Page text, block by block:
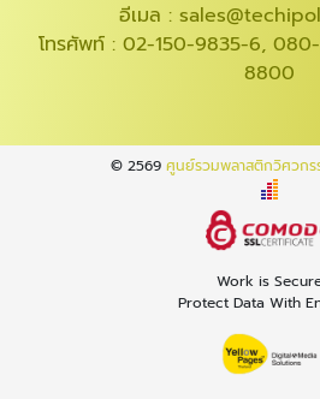
อีเมล :
โทรศัพท์ : 02-150-9835-6, 080-
8800
© 2569 ศูนย์รวมพลาสติกวิศวกร
Work is
Protect Data With